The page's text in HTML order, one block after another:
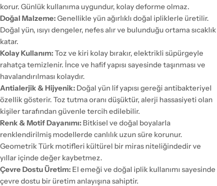
korur. Günlük kullanıma uygundur, kolay deforme olmaz.
Doğal Malzeme:Genellikle yün ağırlıklı doğal ipliklerle üretilir.
Doğal yün, ısıyı dengeler, nefes alır ve bulunduğu ortama sıcaklık
katar.
Kolay Kullanım:Toz ve kiri kolay bırakır, elektrikli süpürgeyle
rahatça temizlenir. İnce ve hafif yapısı sayesinde taşınması ve
havalandırılması kolaydır.
Antialerjik & Hijyenik: Doğal yün lif yapısı gereği antibakteriyel
özellik gösterir. Toz tutma oranı düşüktür, alerji hassasiyeti olan
kişiler tarafından güvenle tercih edilebilir.
Renk & Motif Dayanımı: Bitkisel ve doğal boyalarla
renklendirilmiş modellerde canlılık uzun süre korunur.
Geometrik Türk motifleri kültürel bir miras niteliğindedir ve
yıllar içinde değer kaybetmez.
Çevre Dostu Üretim: El emeği ve doğal iplik kullanımı sayesinde
çevre dostu bir üretim anlayışına sahiptir.